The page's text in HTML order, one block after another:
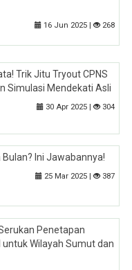
16 Jun 2025 | 268
Trik Jitu Tryout CPNS
Simulasi Mendekati Asli
30 Apr 2025 | 304
Ini Jawabannya!
25 Mar 2025 | 387
Penetapan
untuk Wilayah Sumut dan